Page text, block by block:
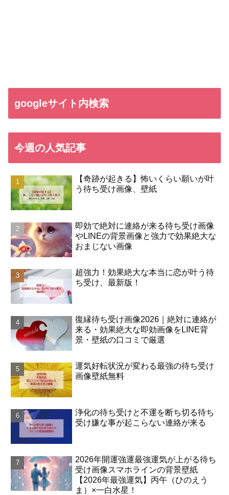
googleサイト内検索
今週の人気記事
【奇跡が起きる】怖いくらい願いが叶
う待ち受け画像、壁紙
即効で絶対に連絡が来る待ち受け画像
やLINEの背景画像と強力で効果絶大な
おまじない画像
超強力！効果絶大な本当に恋が叶う待
ち受け、最新版！
復縁待ち受け画像2026｜絶対に連絡が
来る・効果絶大な即効画像をLINE背
景・壁紙の口コミで厳選
運気好転状況が変わる最強の待ち受け
画像壁紙無料
浄化の待ち受けと不運を断ち切る待ち
受け嫌な事が起こらない連絡が来る
2026年開運強運最強運気が上がる待ち
受け画像スマホラインの背景壁紙
【2026年最強運気】丙午（ひのえう
ま）×一白水星！